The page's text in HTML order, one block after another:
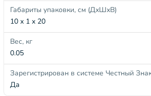
Габариты упаковки, см (ДхШхВ)
10 x 1 x 20
Вес, кг
0.05
Зарегистрирован в системе Честный
Да